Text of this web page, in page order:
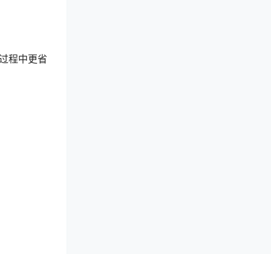
程中更省